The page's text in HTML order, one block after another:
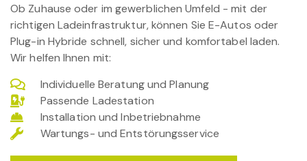
Ob Zuhause oder im gewerblichen Umfeld - mit der
richtigen Ladeinfrastruktur, können Sie E-Autos oder
Plug-in Hybride schnell, sicher und komfortabel laden.
Wir helfen Ihnen mit:
Individuelle Beratung und Planung
Passende Ladestation
Installation und Inbetriebnahme
Wartungs- und Entstörungsservice